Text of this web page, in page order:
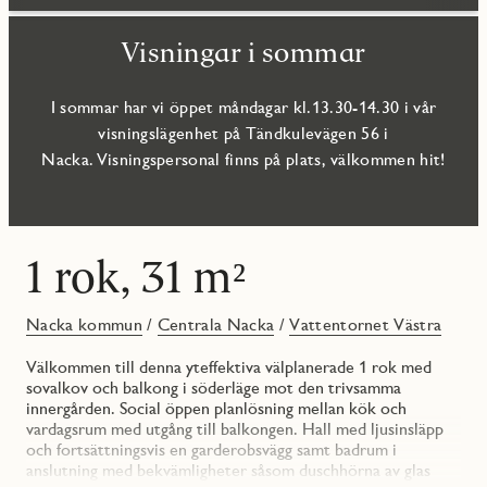
Visningar i sommar
I sommar har vi öppet måndagar kl.13.30-14.30 i vår
visningslägenhet på Tändkulevägen 56 i
Nacka. Visningspersonal finns på plats, välkommen hit!
1 rok, 31 m²
Nacka kommun / Centrala Nacka /Vattentornet Västra
Välkommen till denna yteffektiva välplanerade 1 rok med
sovalkov och balkong i söderläge mot den trivsamma
innergården. Social öppen planlösning mellan kök och
vardagsrum med utgång till balkongen. Hall med ljusinsläpp
och fortsättningsvis en garderobsvägg samt badrum i
anslutning med bekvämligheter såsom duschhörna av glas